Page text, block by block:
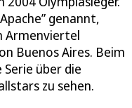
genannt,
Armenviertel
Buenos Aires. Beim
Serie über die
zu sehen.